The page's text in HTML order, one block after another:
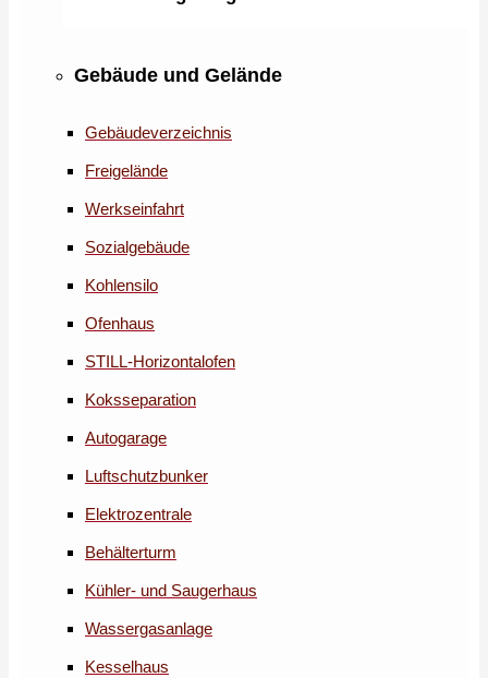
Gebäude und Gelände
Gebäudeverzeichnis
Freigelände
Werkseinfahrt
Sozialgebäude
Kohlensilo
Ofenhaus
STILL-Horizontalofen
Koksseparation
Autogarage
Luftschutzbunker
Elektrozentrale
Behälterturm
Kühler- und Saugerhaus
Wassergasanlage
Kesselhaus